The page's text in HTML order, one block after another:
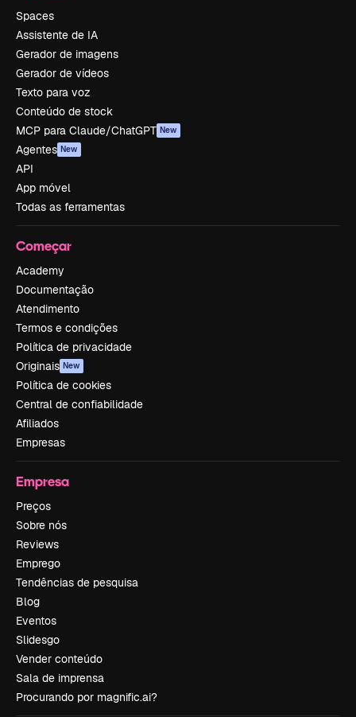
Spaces
Assistente de IA
Gerador de imagens
Gerador de vídeos
Texto para voz
Conteúdo de stock
MCP para Claude/ChatGPT New
Agentes New
API
App móvel
Todas as ferramentas
Começar
Academy
Documentação
Atendimento
Termos e condições
Política de privacidade
Originais New
Política de cookies
Central de confiabilidade
Afiliados
Empresas
Empresa
Preços
Sobre nós
Reviews
Emprego
Tendências de pesquisa
Blog
Eventos
Slidesgo
Vender conteúdo
Sala de imprensa
Procurando por magnific.ai?